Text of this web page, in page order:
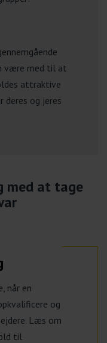
være med til at
attraktive
deres og jeres
med at tage
når en
og
Læs om
til